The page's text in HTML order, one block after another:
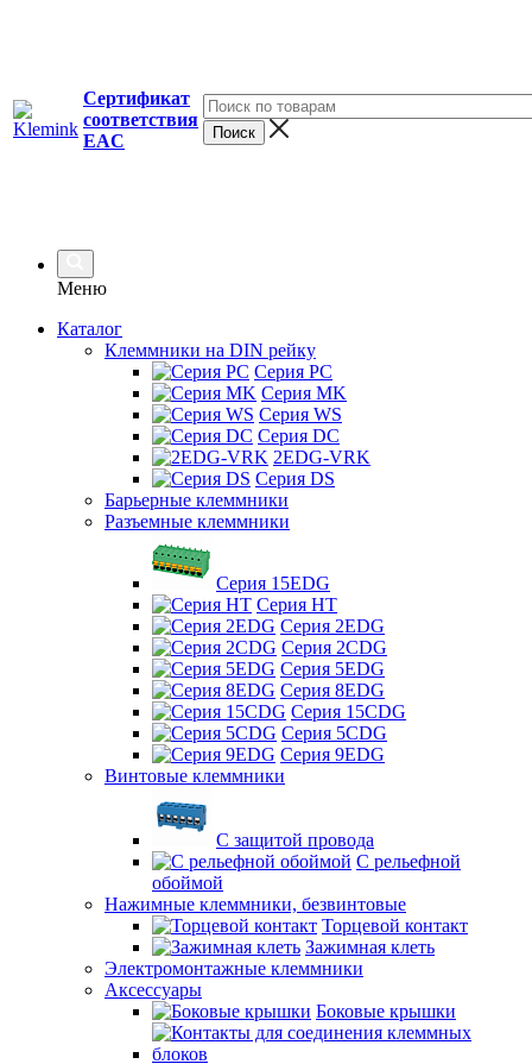
Сертификат
соответствия
EAC
Меню
Каталог
Клеммники на DIN рейку
Серия PC
Серия MK
Серия WS
Серия DC
2EDG-VRK
Серия DS
Барьерные клеммники
Разъемные клеммники
Серия 15EDG
Серия HT
Серия 2EDG
Серия 2CDG
Серия 5EDG
Серия 8EDG
Серия 15CDG
Серия 5CDG
Серия 9EDG
Винтовые клеммники
С защитой провода
C рельефной
обоймой
Нажимные клеммники, безвинтовые
Торцевой контакт
Зажимная клеть
Электромонтажные клеммники
Аксессуары
Боковые крышки